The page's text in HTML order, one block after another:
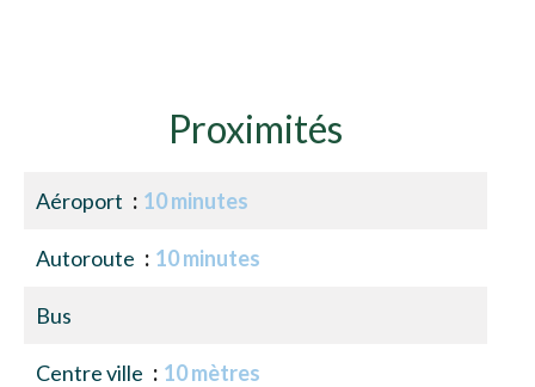
Proximités
Aéroport 10 minutes
Autoroute 10 minutes
Bus
Centre ville 10 mètres